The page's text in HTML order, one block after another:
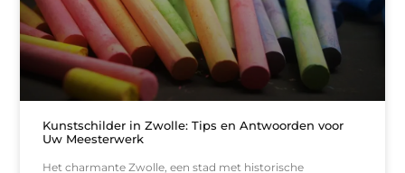
Kunstschilder in Zwolle: Tips en Antwoorden voor
Uw Meesterwerk
Het charmante Zwolle, een stad met historische